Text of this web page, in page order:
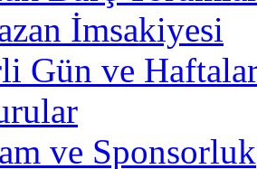
İmsakiyesi
Gün ve
ve Sponsorluk